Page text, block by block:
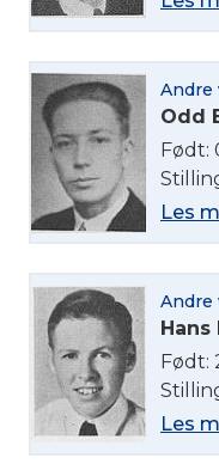
Andre
Odd
Født:
Les
Andre
Hans
Født:
Les
Velg språk
English
Norsk bokmål